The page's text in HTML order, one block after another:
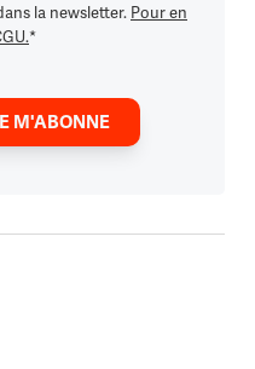
la newsletter. Pour en
*
M'ABONNE